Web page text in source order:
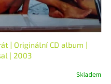
| Originální CD album |
| 2003
Skladem